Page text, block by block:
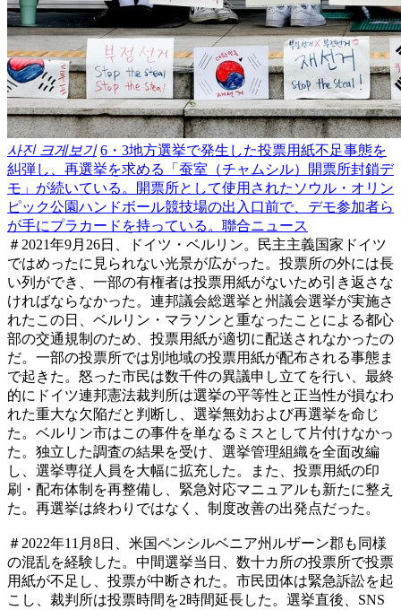
사진 크게보기 6・3地方選挙で発生した投票用紙不足事態を
糾弾し、再選挙を求める「蚕室（チャムシル）開票所封鎖デ
モ」が続いている。開票所として使用されたソウル・オリン
ピック公園ハンドボール競技場の出入口前で、デモ参加者ら
が手にプラカードを持っている。聯合ニュース
＃2021年9月26日、ドイツ・ベルリン。民主主義国家ドイツ
ではめったに見られない光景が広がった。投票所の外には長
い列ができ、一部の有権者は投票用紙がないため引き返さな
ければならなかった。連邦議会総選挙と州議会選挙が実施さ
れたこの日、ベルリン・マラソンと重なったことによる都心
部の交通規制のため、投票用紙が適切に配送されなかったの
だ。一部の投票所では別地域の投票用紙が配布される事態ま
で起きた。怒った市民は数千件の異議申し立てを行い、最終
的にドイツ連邦憲法裁判所は選挙の平等性と正当性が損なわ
れた重大な欠陥だと判断し、選挙無効および再選挙を命じ
た。ベルリン市はこの事件を単なるミスとして片付けなかっ
た。独立した調査の結果を受け、選挙管理組織を全面改編
し、選挙専従人員を大幅に拡充した。また、投票用紙の印
刷・配布体制を再整備し、緊急対応マニュアルも新たに整え
た。再選挙は終わりではなく、制度改善の出発点だった。
＃2022年11月8日、米国ペンシルベニア州ルザーン郡も同様
の混乱を経験した。中間選挙当日、数十カ所の投票所で投票
用紙が不足し、投票が中断された。市民団体は緊急訴訟を起
こし、裁判所は投票時間を2時間延長した。選挙直後、SNS